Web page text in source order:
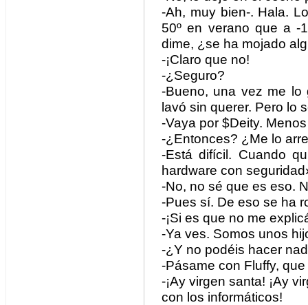
-Ah, muy bien-. Hala.
50º en verano que a -
dime, ¿se ha mojado
-¡Claro que no!
-¿Seguro?
-Bueno, una vez me lo
lavó sin querer. Pero lo
-Vaya por $Deity.
-¿Entonces? ¿Me lo
-Está difícil. Cuando
hardware con
-No, no sé que es eso.
-Pues sí. De eso se ha
-¡Si es que no me
-Ya ves. Somos unos
-¿Y no podéis hacer
-Pásame con Fluffy,
-¡Ay virgen santa! ¡Ay
con los informáticos!